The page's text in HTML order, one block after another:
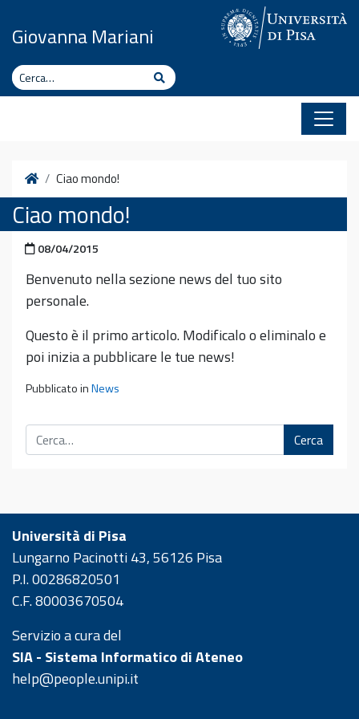
Giovanna Mariani
Cerca Cerca
HomeCiao mondo!
Ciao mondo!
Pubblicato il
08/04/2015
Benvenuto nella sezione news del tuo sito
personale.
Questo è il primo articolo. Modificalo o eliminalo e
poi inizia a pubblicare le tue news!
Pubblicato inNews
Cerca
Università di Pisa
Lungarno Pacinotti 43, 56126 Pisa
P.I. 00286820501
C.F. 80003670504
Servizio a cura del
SIA - Sistema Informatico di Ateneo
help@people.unipi.it